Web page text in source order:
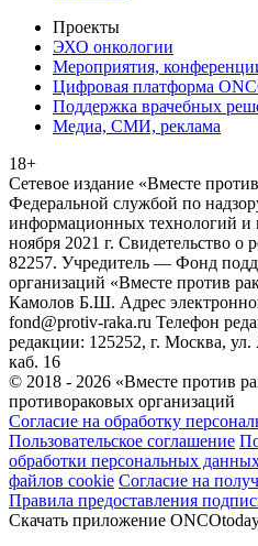
Проекты
ЭХО онкологии
Мероприятия,
Цифровая платформа
Поддержка врачебных
Медиа, СМИ, реклама
18+
Сетевое издание «Вместе
Федеральной службой по
информационных технологий и
ноября 2021 г. Свидетельство
82257. Учредитель — Фонд
организаций «Вместе против
Камолов Б.Ш. Адрес
fond@protiv-raka.ru Телефон
редакции: 125252, г. Москва,
каб. 16
© 2018 - 2026 «Вместе против
противораковых организаций
Согласие на обработку
Пользовательское соглашение
обработки персональных
файлов cookie Согласие на
Правила предоставления
Скачать приложение